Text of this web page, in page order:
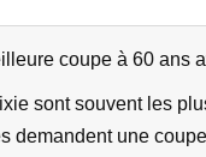
coupe à 60 ans
sont souvent les
demandent une